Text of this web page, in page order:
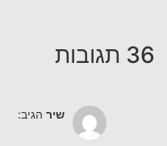
36 תגובות
שיר הגיב: